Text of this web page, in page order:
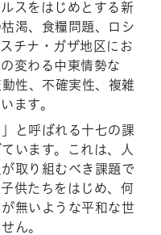
スをはじめとする新
渇、食糧問題、ロシ
チナ・ガザ地区にお
変わる中東情勢な
性、不確実性、複雑
います。
と呼ばれる十七の課
います。これは、人
取り組むべき課題で
供たちをはじめ、何
無いような平和な世
ん。